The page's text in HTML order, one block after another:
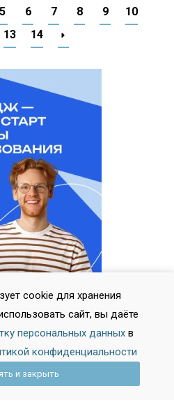
5 6 7 8 9 10
13 14
cookie для хранения
сайт, вы даёте
персональных данных в
конфиденциальности
Принять и закрыть